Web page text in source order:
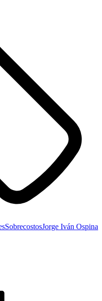
SobrecostosJorge Iván Ospina